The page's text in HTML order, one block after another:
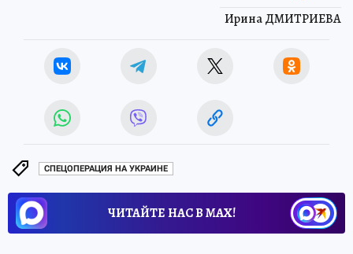
Ирина ДМИТРИЕВА
СПЕЦОПЕРАЦИЯ НА УКРАИНЕ
ЧИТАЙТЕ НАС В МАХ!